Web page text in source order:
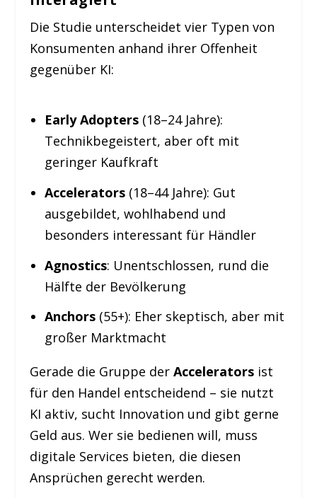
Die Studie unterscheidet vier Typen von
Konsumenten anhand ihrer Offenheit
gegenüber KI:
Early Adopters(18–24 Jahre):
Technikbegeistert, aber oft mit
geringer Kaufkraft
Accelerators(18–44 Jahre): Gut
ausgebildet, wohlhabend und
besonders interessant für Händler
Agnostics: Unentschlossen, rund die
Hälfte der Bevölkerung
Anchors(55+): Eher skeptisch, aber mit
großer Marktmacht
Gerade die Gruppe derAccelerators ist
für den Handel entscheidend – sie nutzt
KI aktiv, sucht Innovation und gibt gerne
Geld aus. Wer sie bedienen will, muss
digitale Services bieten, die diesen
Ansprüchen gerecht werden.